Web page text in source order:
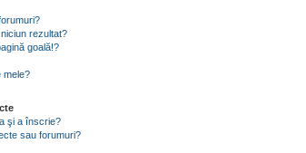
rezultat?
goală!?
mele?
şi a înscrie?
sau forumuri?